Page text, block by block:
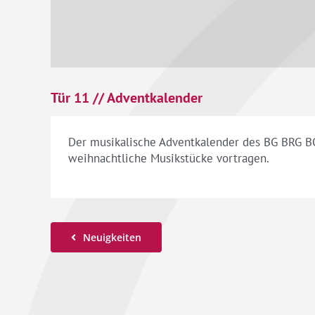
Tür 11 // Adventkalender
Der musikalische Adventkalender des BG
weihnachtliche Musikstücke vortragen.
Neuigkeiten